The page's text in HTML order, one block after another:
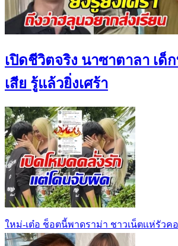
เปิดชีวิตจริง นาซาตาลา เด็
เสีย รู้แล้วยิ่งเศร้า
ใหม่-เต๋อ ช็อตนี้พาดราม่า ชาวเน็ตเเห่รัวคอ